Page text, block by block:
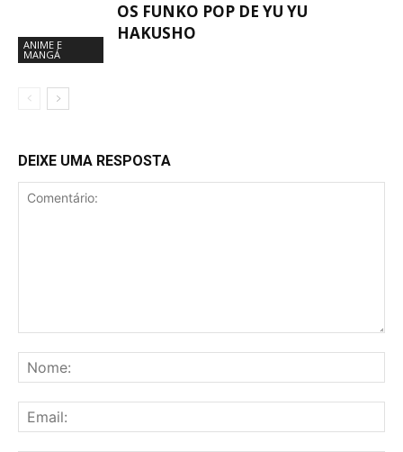
ANIME E
MANGÁ
OS FUNKO POP DE YU YU
HAKUSHO
DEIXE UMA RESPOSTA